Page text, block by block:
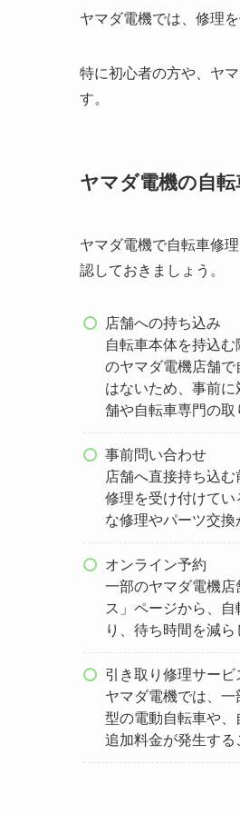
ヤマダ電機では、修理
特に初心者の方や、ヤ
す。
ヤマダ電機の自
ヤマダ電機で自転車修
認しておきましょう。
店舗への持ち込み
自転車本体を持込
のヤマダ電機店舗
はないため、事前
舗や自転車専門の取
事前問い合わせ
店舗へ直接持ち込
修理を受け付けて
な修理やパーツ交換
オンライン予約
一部のヤマダ電機
ス」ページから、
り、待ち時間を減ら
引き取り修理サービ
ヤマダ電機では、
型の電動自転車や、
追加料金が発生する